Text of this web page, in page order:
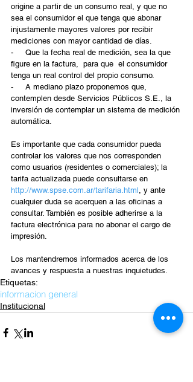
origine a partir de un consumo real, y que no
sea el consumidor el que tenga que abonar
injustamente mayores valores por recibir
mediciones con mayor cantidad de días.
-     Que la fecha real de medición, sea la que
figure en la factura,  para que  el consumidor
tenga un real control del propio consumo.
-     A mediano plazo proponemos que,
contemplen desde Servicios Públicos S.E., la
inversión de contemplar un sistema de medición
automática.
Es importante que cada consumidor pueda
controlar los valores que nos corresponden
como usuarios (residentes o comerciales); la
tarifa actualizada puede consultarse en
http://www.spse.com.ar/tarifaria.html , y ante
cualquier duda se acerquen a las oficinas a
consultar. También es posible adherirse a la
factura electrónica para no abonar el cargo de
impresión.
Los mantendremos informados acerca de los
avances y respuesta a nuestras inquietudes.
Etiquetas:
informacion general
Institucional